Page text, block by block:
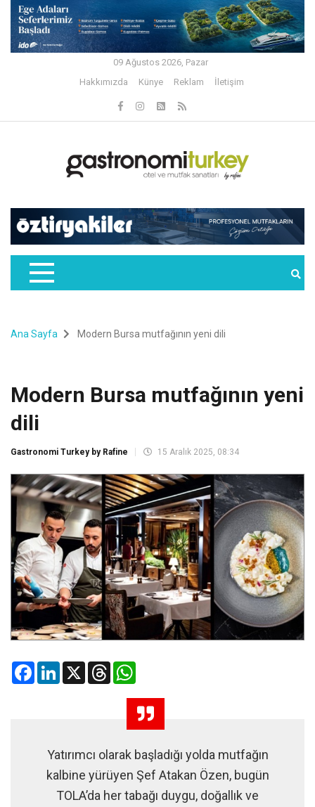
09 Ağustos 2026, Pazar
Hakkımızda
Künye Reklam İletişim
Ana Sayfa Modern Bursa mutfağının yeni dili
Modern Bursa mutfağının yeni
dili
Gastronomi Turkey by Rafine 15 Aralık 2025, 08:34
FacebookLinkedIn
X Threads
Yatırımcı olarak başladığı yolda mutfağın
kalbine yürüyen Şef Atakan Özen, bugün
TOLA’da her tabağı duygu, doğallık ve